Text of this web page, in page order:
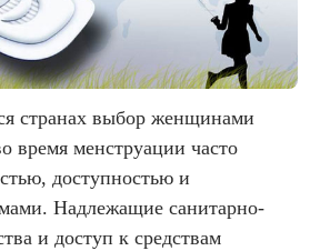
странах выбор женщинами
время менструации часто
доступностью и
Надлежащие санитарно-
и доступ к средствам